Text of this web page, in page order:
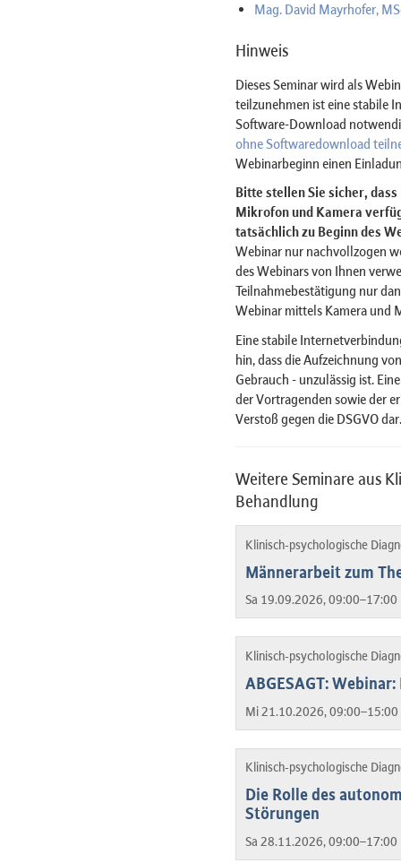
Mag. David Mayrhofer,
Hinweis
Dieses Seminar wird als
teilzunehmen ist eine stabile
Software-Download
ohne Softwaredownload
Webinarbeginn einen
Bitte stellen Sie sicher,
Mikrofon und Kamera
tatsächlich zu Beginn des
Webinar nur nachvollzogen
des Webinars von Ihnen
Teilnahmebestätigung nur
Webinar mittels Kamera und
Eine stabile
hin, dass die Aufzeichnung
Gebrauch - unzulässig ist.
der Vortragenden sowie der
Verstoß gegen die DSGVO dar.
Weitere Seminare aus
Behandlung
Klinisch-psychologische
Männerarbeit zum
Sa 19.09.2026,
Klinisch-psychologische
ABGESAGT:
Mi 21.10.2026,
Klinisch-psychologische
Die Rolle des
Störungen
Sa 28.11.2026,